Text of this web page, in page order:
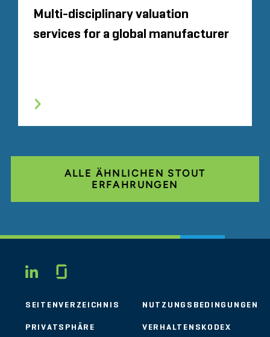
Multi-disciplinary valuation
services for a global manufacturer
ALLE ÄHNLICHEN STOUT
ERFAHRUNGEN
LINKEDIN
SEITENVERZEICHNIS NUTZUNGSBEDINGUNGEN
PRIVATSPHÄRE VERHALTENSKODEX